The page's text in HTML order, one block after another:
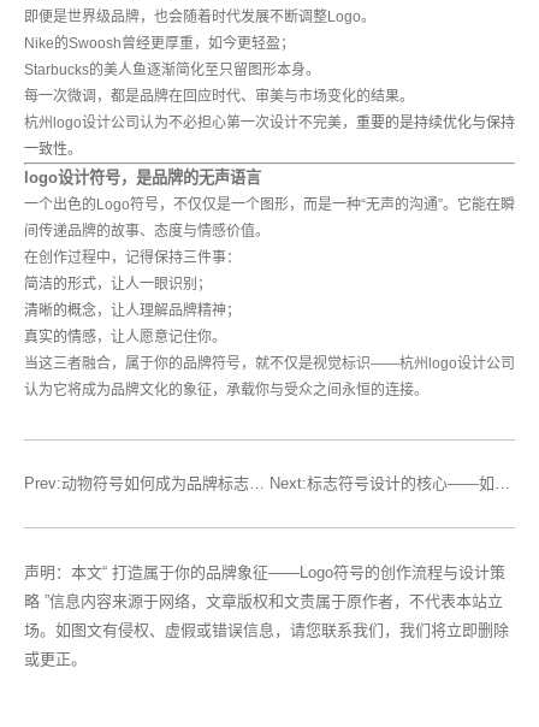
即便是世界级品牌，也会随着时代发展不断调整Logo。
Nike的Swoosh曾经更厚重，如今更轻盈；
Starbucks的美人鱼逐渐简化至只留图形本身。
每一次微调，都是品牌在回应时代、审美与市场变化的结果。
杭州logo设计公司认为不必担心第一次设计不完美， 重要的是持续优化与保持
一致性。
logo设计符号，是品牌的无声语言
一个出色的Logo符号，不仅仅是一个图形，而是一种“无声的沟通”。它能在瞬
间传递品牌的故事、态度与情感价值。
在创作过程中，记得保持三件事：
简洁的形式，让人一眼识别；
清晰的概念，让人理解品牌精神；
真实的情感，让人愿意记住你。
当这三者融合，属于你的品牌符号，就不仅是视觉标识——杭州logo设计公司
认为它将成为品牌文化的象征，承载你与受众之间永恒的连接。
声明：本文“ 打造属于你的品牌象征——Logo符号的创作流程与设计策
略 ”信息内容来源于网络，文章版权和文责属于原作者，不代表本站立
场。如图文有侵权、虚假或错误信息，请您联系我们，我们将立即删除
或更正。